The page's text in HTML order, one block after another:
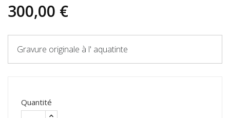
300,00 €
Gravure originale à l' aquatinte
Quantité